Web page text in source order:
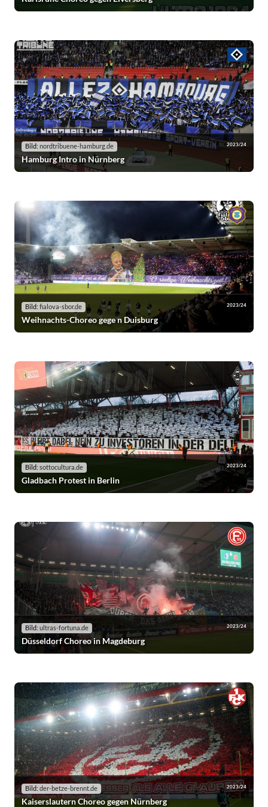
Bild: nordtribuene-hamburg.de 2023/24
Hamburg Intro in Nürnberg
Bild: fialova-sbor.de 2023/24
Weihnachts-Choreo gege n Duisburg
Bild: sottocultura.de 2023/24
Gladbach Protest in Berlin
Bild: ultras-fortuna.de 2023/24
Düsseldorf Choreo in Magdeburg
Bild: der-betze-brennt.de 2023/24
Kaiserslautern Choreo gegen Nürnberg